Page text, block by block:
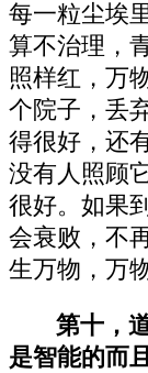
每一粒尘埃
算不治理，
照样红，万
个院子，丢
得很好，还
没有人照顾
很好。如果
会衰败，不
生万物，万
第十，
是智能的而